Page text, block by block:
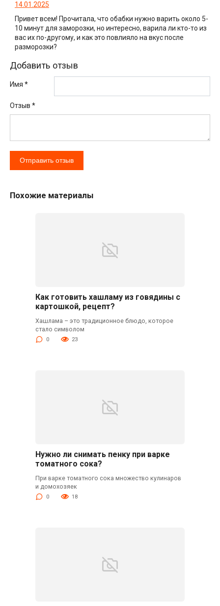
14.01.2025
Привет всем! Прочитала, что обабки нужно варить около 5-
10 минут для заморозки, но интересно, варила ли кто-то из
вас их по-другому, и как это повлияло на вкус после
разморозки?
Добавить отзыв
Имя *
Отзыв *
Похожие материалы
Как готовить хашламу из говядины с
картошкой, рецепт?
Хашлама – это традиционное блюдо, которое
стало символом
0 23
Нужно ли снимать пенку при варке
томатного сока?
При варке томатного сока множество кулинаров
и домохозяек
0 18